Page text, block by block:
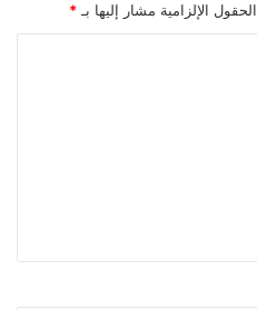
الحقول الإلزامية مشار إليها بـ *